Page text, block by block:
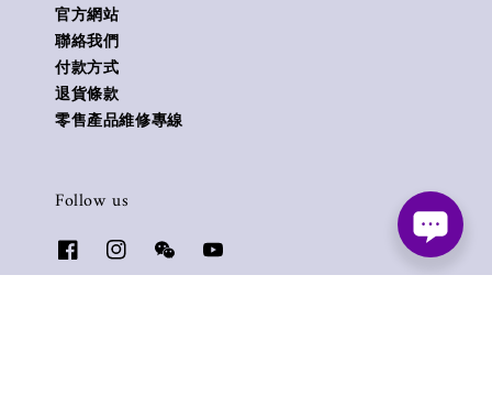
官方網站
聯絡我們
付款方式
退貨條款
零售產品維修專線
Follow us